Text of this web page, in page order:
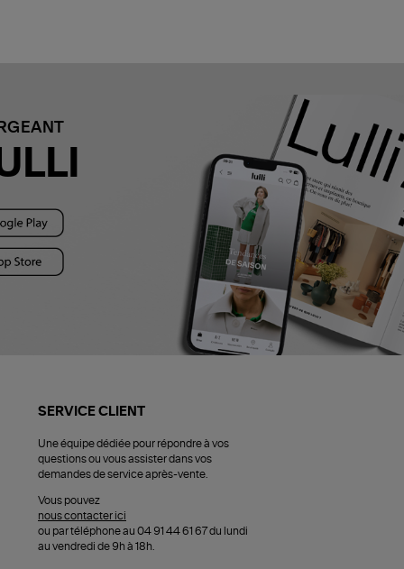
SERVICE CLIENT
Une équipe dédiée pour répondre à vos
questions ou vous assister dans vos
demandes de service après-vente.
Vous pouvez
nous contacter ici
ou par téléphone au 04 91 44 61 67 du lundi
au vendredi de 9h à 18h.